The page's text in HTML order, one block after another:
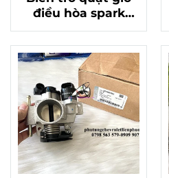
điều hòa spark
M200 , Matiz 3
chính hãng
96591596